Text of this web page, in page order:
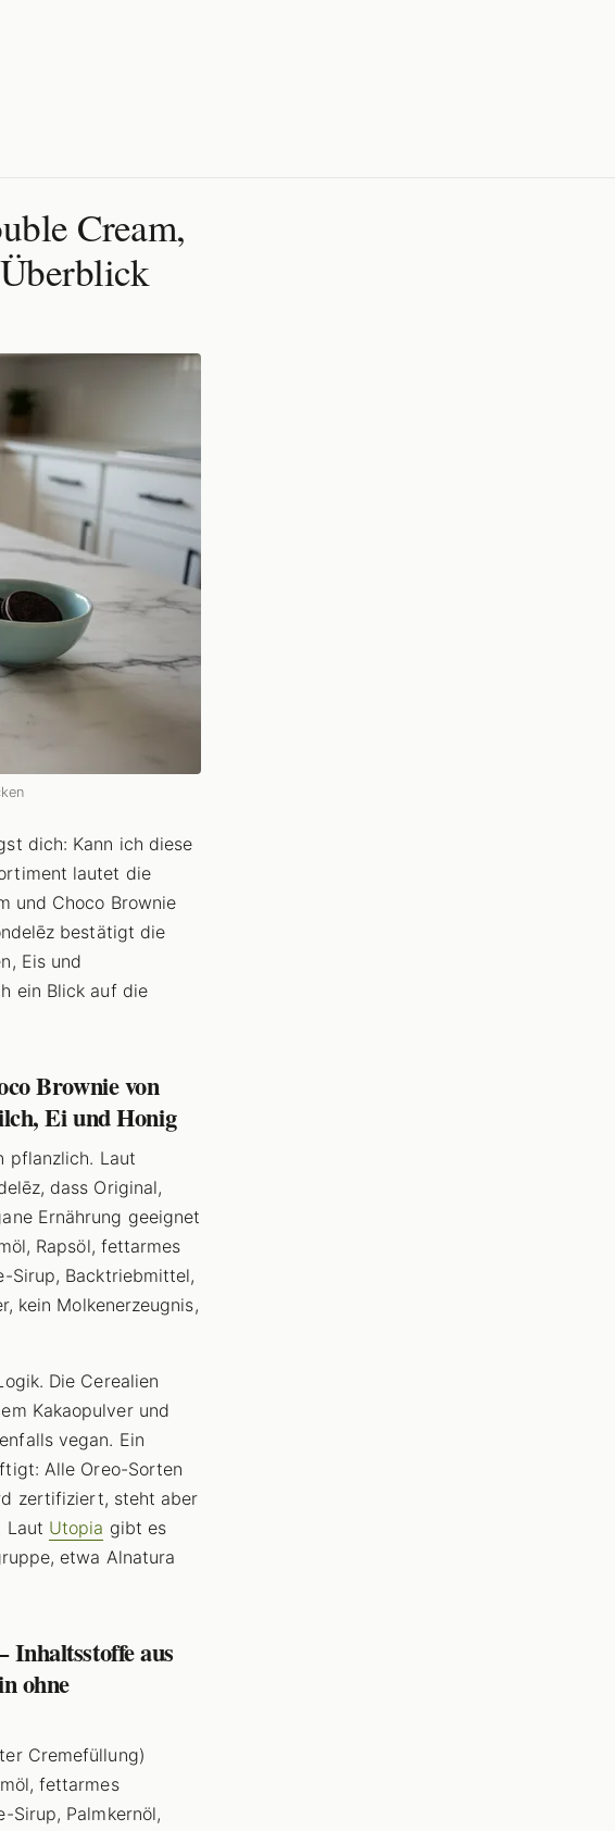
Cream,
dich: Kann ich diese
lautet die
und Choco Brownie
bestätigt die
Eis und
ein Blick auf die
Brownie von
Ei und Honig
pflanzlich. Laut
dass Original,
Ernährung geeignet
Rapsöl, fettarmes
Sirup, Backtriebmittel,
kein Molkenerzeugnis,
Die Cerealien
Kakaopulver und
vegan. Ein
Alle Oreo-Sorten
zertifiziert, steht aber
Laut Utopia gibt es
etwa Alnatura
Inhaltsstoffe aus
ohne
Cremefüllung)
fettarmes
Sirup, Palmkernöl,